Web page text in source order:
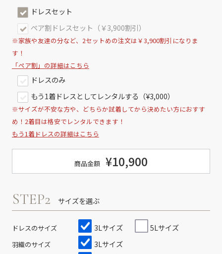
ドレスセット
ペア割ドレスセット（￥3,900割引）
※家族や友達の分など、2セットめの注文は￥3,900割引になりま
す！
「ペア割」の詳細はこちら
ドレスのみ
もう1着ドレスとしてレンタルする（¥3,000）
※サイズが不安な方や、どちらか試着してから決めたい方におすす
め！2着目は格安でレンタルできます！
もう1着ドレスの詳細はこちら
商品金額 ¥10,900
STEP2 サイズを選ぶ
ドレスのサイズ 3Lサイズ 5Lサイズ
羽織のサイズ 3Lサイズ